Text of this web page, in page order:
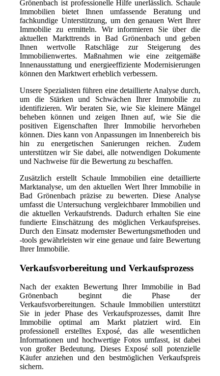
Grönenbach ist professionelle Hilfe unerlässlich. Schaule
Immobilien bietet Ihnen umfassende Beratung und
fachkundige Unterstützung, um den genauen Wert Ihrer
Immobilie zu ermitteln. Wir informieren Sie über die
aktuellen Markttrends in Bad Grönenbach und geben
Ihnen wertvolle Ratschläge zur Steigerung des
Immobilienwertes. Maßnahmen wie eine zeitgemäße
Innenausstattung und energieeffiziente Modernisierungen
können den Marktwert erheblich verbessern.
Unsere Spezialisten führen eine detaillierte Analyse durch,
um die Stärken und Schwächen Ihrer Immobilie zu
identifizieren. Wir beraten Sie, wie Sie kleinere Mängel
beheben können und zeigen Ihnen auf, wie Sie die
positiven Eigenschaften Ihrer Immobilie hervorheben
können. Dies kann von Anpassungen im Innenbereich bis
hin zu energetischen Sanierungen reichen. Zudem
unterstützen wir Sie dabei, alle notwendigen Dokumente
und Nachweise für die Bewertung zu beschaffen.
Zusätzlich erstellt Schaule Immobilien eine detaillierte
Marktanalyse, um den aktuellen Wert Ihrer Immobilie in
Bad Grönenbach präzise zu bewerten. Diese Analyse
umfasst die Untersuchung vergleichbarer Immobilien und
die aktuellen Verkaufstrends. Dadurch erhalten Sie eine
fundierte Einschätzung des möglichen Verkaufspreises.
Durch den Einsatz modernster Bewertungsmethoden und
-tools gewährleisten wir eine genaue und faire Bewertung
Ihrer Immobilie.
Verkaufsvorbereitung und Verkaufsprozess
Nach der exakten Bewertung Ihrer Immobilie in Bad
Grönenbach beginnt die Phase der
Verkaufsvorbereitungen. Schaule Immobilien unterstützt
Sie in jeder Phase des Verkaufsprozesses, damit Ihre
Immobilie optimal am Markt platziert wird. Ein
professionell erstelltes Exposé, das alle wesentlichen
Informationen und hochwertige Fotos umfasst, ist dabei
von großer Bedeutung. Dieses Exposé soll potenzielle
Käufer anziehen und den bestmöglichen Verkaufspreis
sichern.